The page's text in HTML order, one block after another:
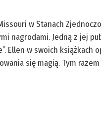
w Stanach
nagrodami. Jedną z jej
Ellen w swoich książkach
się magią. Tym